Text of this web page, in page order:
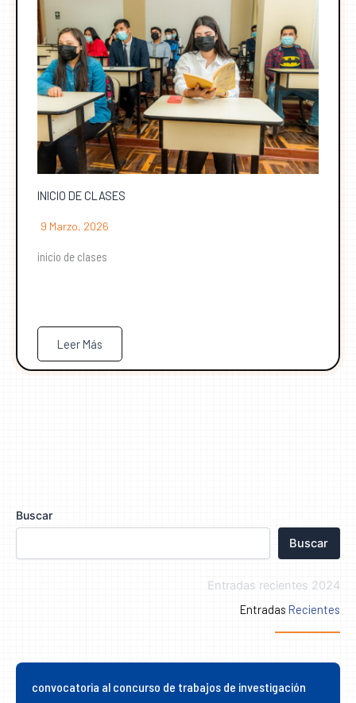
INICIO DE CLASES
9 Marzo, 2026
inicio de clases
Leer Más
Buscar
Buscar
Entradas recientes 2024
Entradas Recientes
convocatoria al concurso de trabajos de investigación